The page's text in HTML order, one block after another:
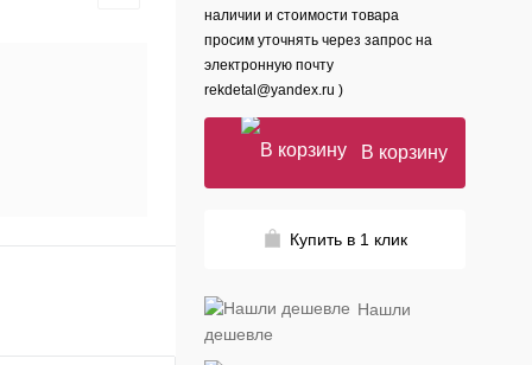
наличии и стоимости товара
просим уточнять через запрос на
электронную почту
rekdetal@yandex.ru )
В корзину
Купить в 1 клик
Нашли
дешевле